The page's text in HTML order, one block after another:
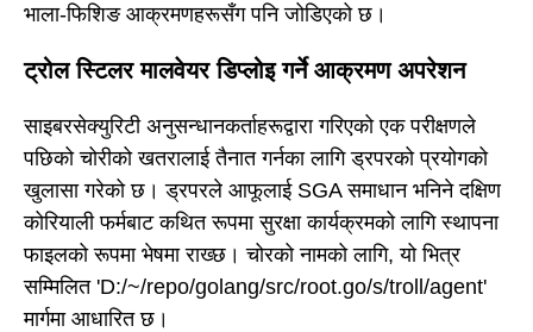
भाला-फिशिङ आक्रमणहरूसँग पनि जोडिएको छ।
ट्रोल स्टिलर मालवेयर डिप्लोइ गर्ने आक्रमण अपरेशन
साइबरसेक्युरिटी अनुसन्धानकर्ताहरूद्वारा गरिएको एक परीक्षणले
पछिको चोरीको खतरालाई तैनात गर्नका लागि ड्रपरको प्रयोगको
खुलासा गरेको छ। ड्रपरले आफूलाई SGA समाधान भनिने दक्षिण
कोरियाली फर्मबाट कथित रूपमा सुरक्षा कार्यक्रमको लागि स्थापना
फाइलको रूपमा भेषमा राख्छ। चोरको नामको लागि, यो भित्र
सम्मिलित 'D:/~/repo/golang/src/root.go/s/troll/agent'
मार्गमा आधारित छ।